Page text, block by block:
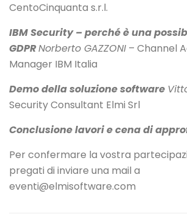
CentoCinquanta s.r.l.
IBM Security – perché è una
GDPRNorberto GAZZONI – Channel
Manager IBM Italia
Demo della soluzione software
Security Consultant Elmi Srl
Conclusione lavori e cena di
Per confermare la vostra
pregati di inviare una mail a
eventi@elmisoftware.com